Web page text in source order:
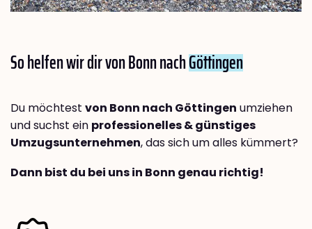
So helfen wir dir von Bonn nachGöttingen
Du möchtest von Bonn nach Göttingen umziehen
und suchst ein professionelles & günstiges
Umzugsunternehmen, das sich um alles kümmert?
Dann bist du bei uns in Bonn genau richtig!